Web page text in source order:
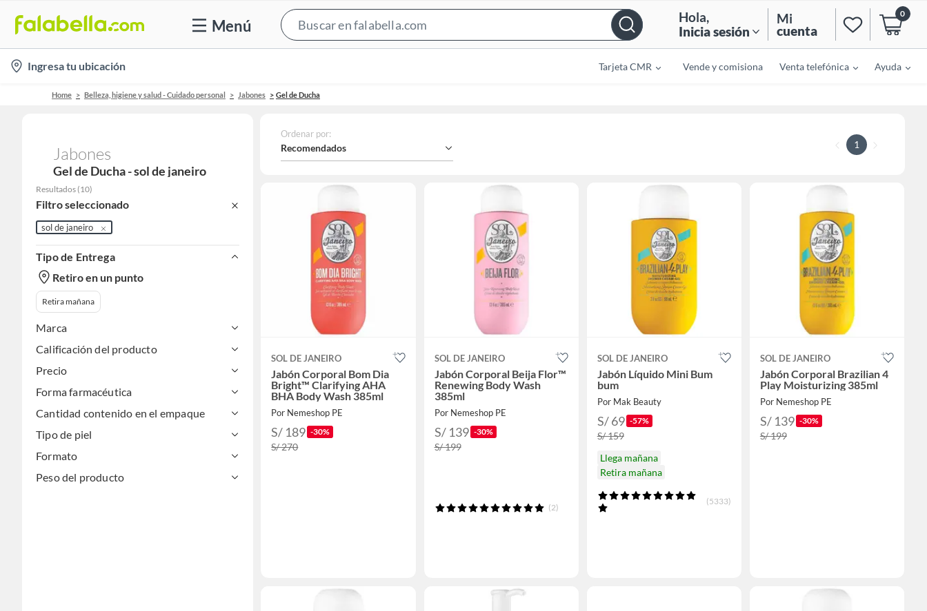
Menú
Bar
Hola,
Inicia sesión
Mi
cuenta
0
location-
icon
Ingresa tu ubicación Tarjeta CMR Vende y comisiona Venta telefónica Ayuda
Home Belleza, higiene y salud - Cuidado personal Jabones Gel de Ducha
Jabones
Gel de Ducha - sol de janeiro
Resultados (10)
Filtro seleccionado
sol de janeiro
Tipo de Entrega
Retiro en un punto
Retira mañana
Marca
Calificación del producto
Precio
Forma farmacéutica
Cantidad contenido en el empaque
Tipo de piel
Formato
Peso del producto
Ordenar por:
Recomendados 1
SOL DE JANEIRO
Jabón Corporal Bom Dia
Bright™ Clarifying AHA
BHA Body Wash 385ml
Por Nemeshop PE
S/ 189 -30%
S/ 270
SOL DE JANEIRO
Jabón Corporal Beija Flor™
Renewing Body Wash
385ml
Por Nemeshop PE
S/ 139 -30%
S/ 199
(2)
SOL DE JANEIRO
Jabón Líquido Mini Bum
bum
Por Mak Beauty
S/ 69 -57%
S/ 159
Llega mañana
Retira mañana
(5333)
SOL DE JANEIRO
Jabón Corporal Brazilian 4
Play Moisturizing 385ml
Por Nemeshop PE
S/ 139 -30%
S/ 199